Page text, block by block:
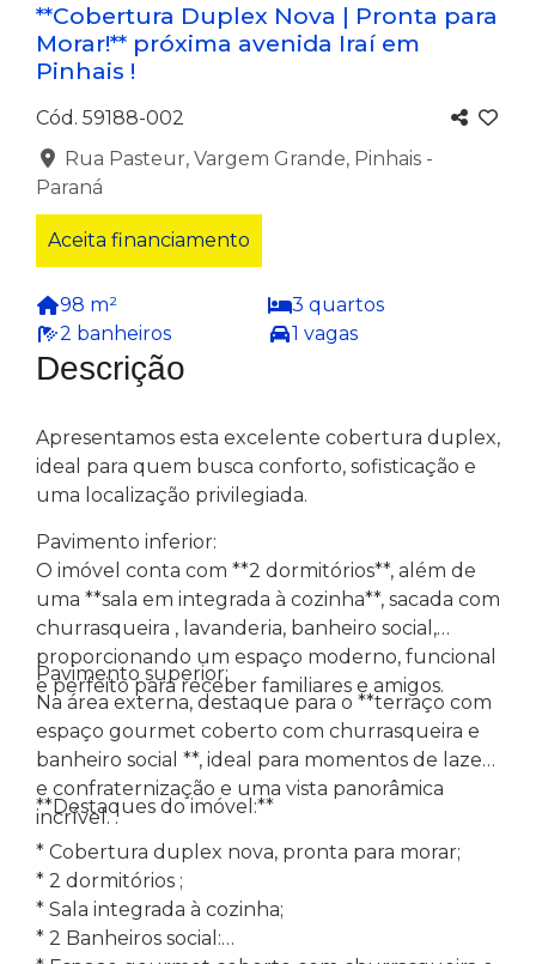
**Cobertura Duplex Nova | Pronta para
Morar!** próxima avenida Iraí em
Pinhais !
Cód. 59188-002
Rua Pasteur, Vargem Grande, Pinhais -
Paraná
Aceita financiamento
98 m²
3 quartos
2 banheiros
1 vagas
Descrição
Apresentamos esta excelente cobertura duplex,
ideal para quem busca conforto, sofisticação e
uma localização privilegiada.
Pavimento inferior:
O imóvel conta com **2 dormitórios**, além de
uma **sala em integrada à cozinha**, sacada com
churrasqueira , lavanderia, banheiro social,
proporcionando um espaço moderno, funcional
e perfeito para receber familiares e amigos.
Pavimento superior:
Na área externa, destaque para o **terraço com
espaço gourmet coberto com churrasqueira e
banheiro social **, ideal para momentos de lazer
e confraternização e uma vista panorâmica
incrível. .
**Destaques do imóvel:**
* Cobertura duplex nova, pronta para morar;
* 2 dormitórios ;
* Sala integrada à cozinha;
* 2 Banheiros social: